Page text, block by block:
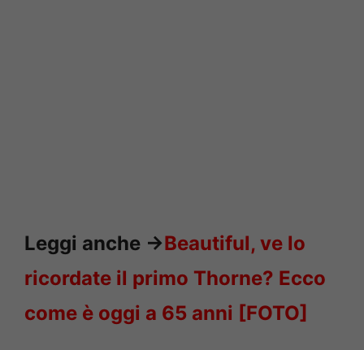
Leggi anche ->Beautiful, ve lo
ricordate il primo Thorne? Ecco
come è oggi a 65 anni [FOTO]